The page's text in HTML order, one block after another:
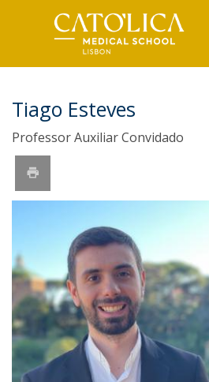
Tiago Esteves
Professor Auxiliar Convidado